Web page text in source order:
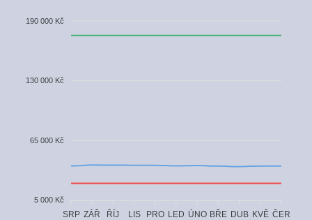
190 000 Kč
130 000 Kč
65 000 Kč
5 000 Kč
SRP ZÁŘ ŘÍJ LIS PRO LED ÚNO BŘE DUB KVĚ ČER